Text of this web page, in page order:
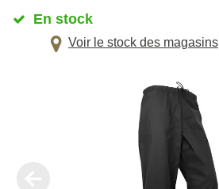
En stock
Voir le stock des magasins